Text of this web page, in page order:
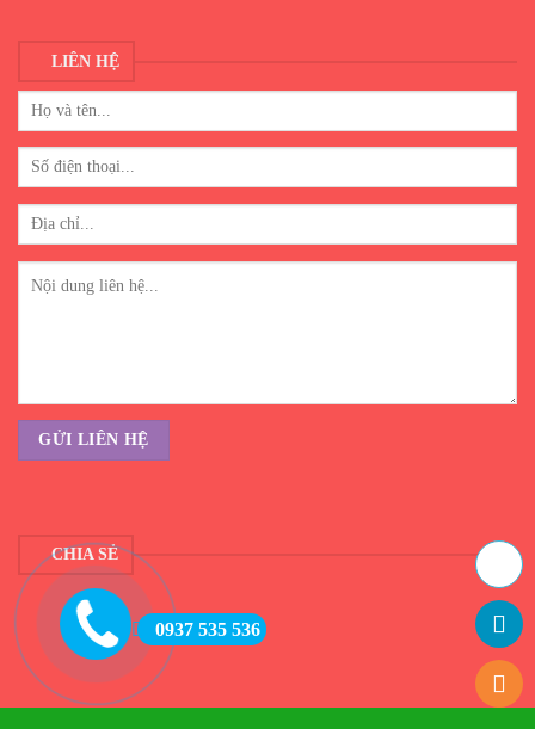
LIÊN HỆ
CHIA SẺ
0937 535 536